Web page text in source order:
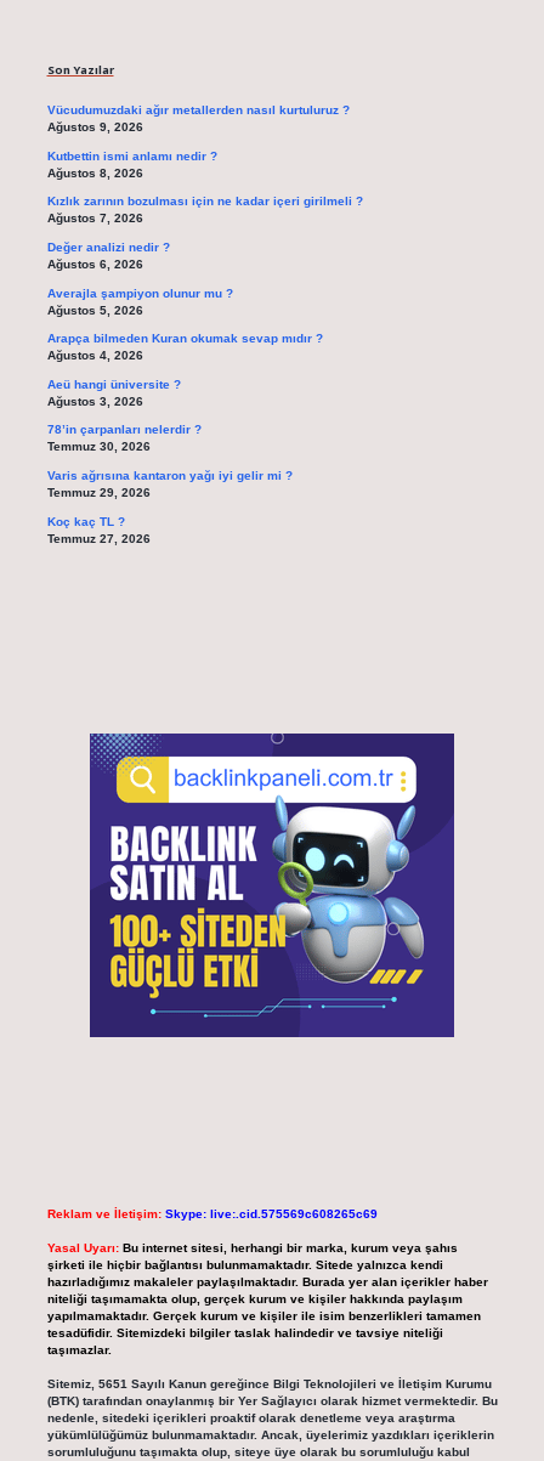
Son Yazılar
Vücudumuzdaki ağır metallerden nasıl kurtuluruz ?
Ağustos 9, 2026
Kutbettin ismi anlamı nedir ?
Ağustos 8, 2026
Kızlık zarının bozulması için ne kadar içeri girilmeli ?
Ağustos 7, 2026
Değer analizi nedir ?
Ağustos 6, 2026
Averajla şampiyon olunur mu ?
Ağustos 5, 2026
Arapça bilmeden Kuran okumak sevap mıdır ?
Ağustos 4, 2026
Aeü hangi üniversite ?
Ağustos 3, 2026
78’in çarpanları nelerdir ?
Temmuz 30, 2026
Varis ağrısına kantaron yağı iyi gelir mi ?
Temmuz 29, 2026
Koç kaç TL ?
Temmuz 27, 2026
Reklam ve İletişim: Skype: live:.cid.575569c608265c69
Yasal Uyarı: Bu internet sitesi, herhangi bir marka, kurum veya şahıs
şirketi ile hiçbir bağlantısı bulunmamaktadır. Sitede yalnızca kendi
hazırladığımız makaleler paylaşılmaktadır. Burada yer alan içerikler haber
niteliği taşımamakta olup, gerçek kurum ve kişiler hakkında paylaşım
yapılmamaktadır. Gerçek kurum ve kişiler ile isim benzerlikleri tamamen
tesadüfidir. Sitemizdeki bilgiler taslak halindedir ve tavsiye niteliği
taşımazlar.
Sitemiz, 5651 Sayılı Kanun gereğince Bilgi Teknolojileri ve İletişim Kurumu
(BTK) tarafından onaylanmış bir Yer Sağlayıcı olarak hizmet vermektedir. Bu
nedenle, sitedeki içerikleri proaktif olarak denetleme veya araştırma
yükümlülüğümüz bulunmamaktadır. Ancak, üyelerimiz yazdıkları içeriklerin
sorumluluğunu taşımakta olup, siteye üye olarak bu sorumluluğu kabul